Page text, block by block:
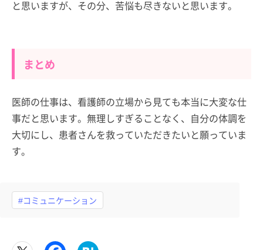
と思いますが、その分、苦悩も尽きないと思います。
まとめ
医師の仕事は、看護師の立場から見ても本当に大変な仕
事だと思います。無理しすぎることなく、自分の体調を
大切にし、患者さんを救っていただきたいと願っていま
す。
#コミュニケーション